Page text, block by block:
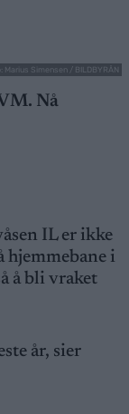
Marius Simensen / BILDBYRÅN
Nå
IL er ikke
hjemmebane i
å bli vraket
år, sier